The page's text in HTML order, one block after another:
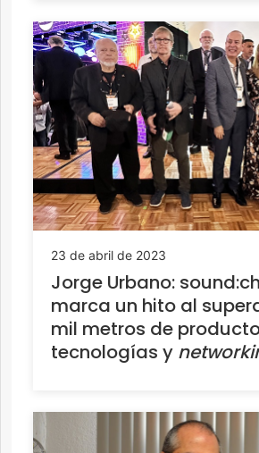
23 de abril de 2023
Jorge Urbano:
marca un hito al
mil metros de
tecnologías y